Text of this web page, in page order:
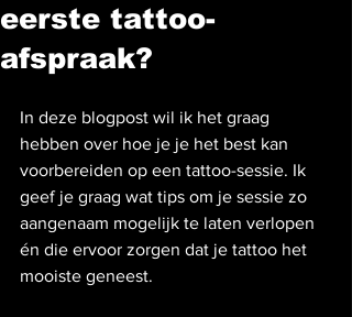
eerste tattoo-
afspraak?
In deze blogpost wil ik het graag
hebben over hoe je je het best kan
voorbereiden op een tattoo-sessie. Ik
geef je graag wat tips om je sessie zo
aangenaam mogelijk te laten verlopen
én die ervoor zorgen dat je tattoo het
mooiste geneest.